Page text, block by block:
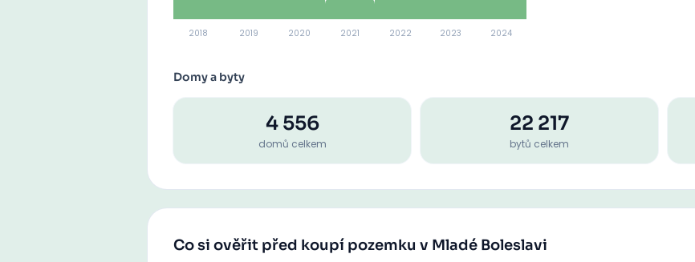
2018 2019 2020 2021 2022 2023 2024
Domy a byty
4 556
domů celkem
22 217
bytů celkem
Co si ověřit před koupí pozemku v Mladé Boleslavi